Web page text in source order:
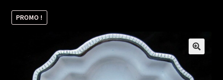
Horloge
Vaisselle
PROMO !